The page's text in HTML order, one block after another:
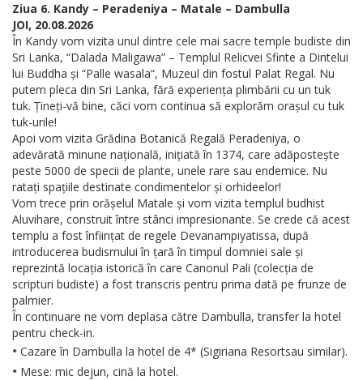
Ziua 6. Kandy – Peradeniya – Matale – Dambulla
JOI, 20.08.2026
În Kandy vom vizita unul dintre cele mai sacre temple budiste din
Sri Lanka, “Dalada Maligawa” – Templul Relicvei Sfinte a Dintelui
lui Buddha și “Palle wasala“, Muzeul din fostul Palat Regal. Nu
putem pleca din Sri Lanka, fără experiența plimbării cu un tuk
tuk. Țineți-vă bine, căci vom continua să explorăm orașul cu tuk
tuk-urile!
Apoi vom vizita Grădina Botanică Regală Peradeniya, o
adevărată minune națională, inițiată în 1374, care adăpostește
peste 5000 de specii de plante, unele rare sau endemice. Nu
ratați spațiile destinate condimentelor și orhideelor!
Vom trece prin orășelul Matale și vom vizita templul budhist
Aluvihare, construit între stânci impresionante. Se crede că acest
templu a fost înființat de regele Devanampiyatissa, după
introducerea budismului în țară în timpul domniei sale și
reprezintă locația istorică în care Canonul Pali (colecția de
scripturi budiste) a fost transcris pentru prima dată pe frunze de
palmier.
În continuare ne vom deplasa către Dambulla, transfer la hotel
pentru check-in.
• Cazare în Dambulla la hotel de 4* (Sigiriana Resortsau similar).
• Mese: mic dejun, cină la hotel.